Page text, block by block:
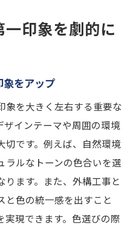
る豊かな変化とは
ンで訪問者を迎える
ト空間を実現
使った外構デザイン
構設備の選び方
果を最大化する方法
乗効果で資産価値を高
印象を劇的に
をアップ
象を大きく左右する重要な
ザインテーマや周囲の環境
切です。例えば、自然環境
ラルなトーンの色合いを選
ます。また、外構工事と
と色の統一感を出すこと
実現できます。色選びの際